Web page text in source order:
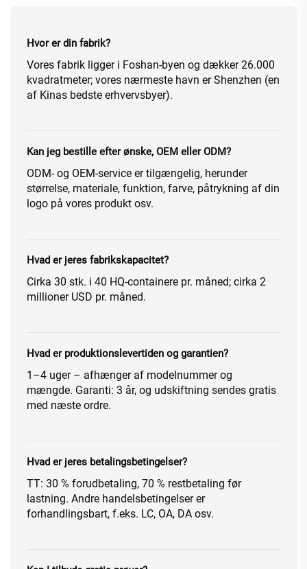
Hvor er din fabrik?
Vores fabrik ligger i Foshan-byen og dækker 26.000
kvadratmeter; vores nærmeste havn er Shenzhen (en
af Kinas bedste erhvervsbyer).
Kan jeg bestille efter ønske, OEM eller ODM?
ODM- og OEM-service er tilgængelig, herunder
størrelse, materiale, funktion, farve, påtrykning af din
logo på vores produkt osv.
Hvad er jeres fabrikskapacitet?
Cirka 30 stk. i 40 HQ-containere pr. måned; cirka 2
millioner USD pr. måned.
Hvad er produktionslevertiden og garantien?
1–4 uger – afhænger af modelnummer og
mængde. Garanti: 3 år, og udskiftning sendes gratis
med næste ordre.
Hvad er jeres betalingsbetingelser?
TT: 30 % forudbetaling, 70 % restbetaling før
lastning. Andre handelsbetingelser er
forhandlingsbart, f.eks. LC, OA, DA osv.